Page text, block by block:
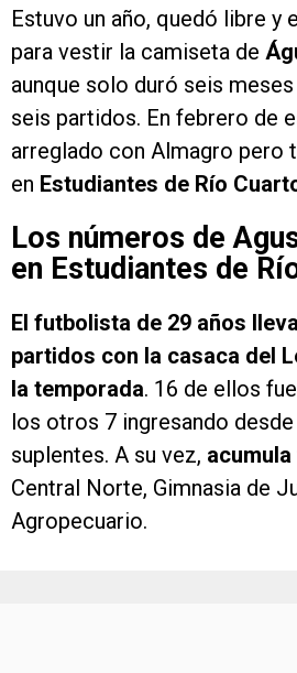
Estuvo un año, quedó libre y
para vestir la camiseta de
aunque solo duró seis
seis partidos. En febrero de
arreglado con Almagro pero
en Estudiantes de Río
Los números de
en Estudiantes de
El futbolista de 29 años
partidos con la casaca del
la temporada. 16 de ellos
los otros 7 ingresando
suplentes. A su vez,
Central Norte, Gimnasia de
Agropecuario.